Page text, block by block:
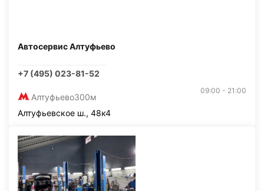
Автосервис Алтуфьево
+7 (495) 023-81-52
Алтуфьево300м
09:00 - 21:00
Алтуфьевское ш., 48к4